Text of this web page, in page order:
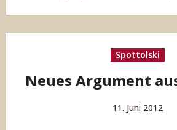
Spottolski
Neues Argument
11. Juni 2012